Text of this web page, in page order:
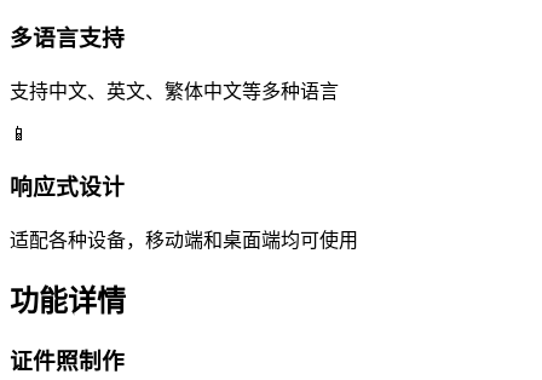
多语言支持
支持中文、英文、繁体中文等多种语言
📱
响应式设计
适配各种设备，移动端和桌面端均可使用
功能详情
证件照制作